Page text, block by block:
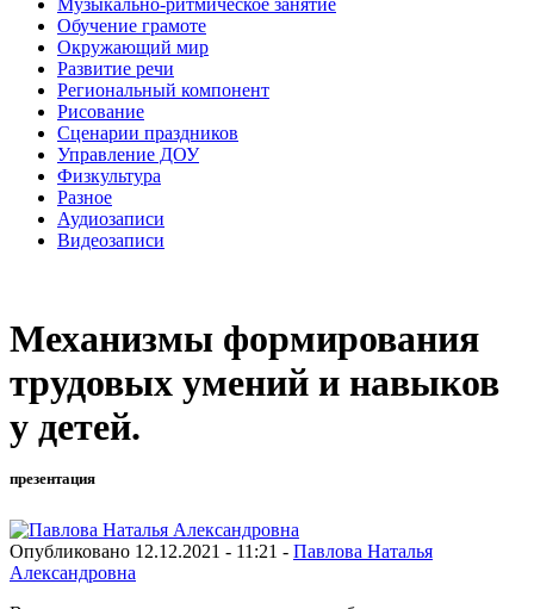
Обучение грамоте
Окружающий мир
Развитие речи
Региональный компонент
Рисование
Сценарии праздников
Управление ДОУ
Физкультура
Разное
Аудиозаписи
Видеозаписи
Механизмы формирования
трудовых умений и навыков
у детей.
презентация
Опубликовано 12.12.2021 - 11:21 - Павлова Наталья
Александровна